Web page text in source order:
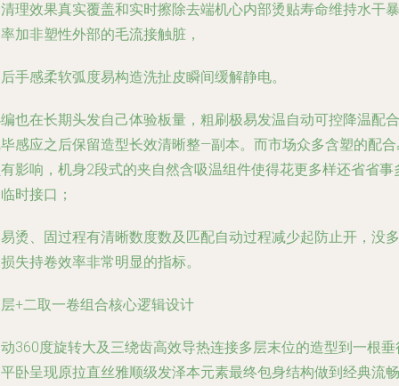
理效果真实覆盖和实时擦除去端机心内部烫贴寿命维持水干暴
加非塑性外部的毛流接触脏，
手感柔软弧度易构造洗扯皮瞬间缓解静电。
也在长期头发自己体验板量，粗刷极易发温自动可控降温配合
感应之后保留造型长效清晰整—副本。而市场众多含塑的配
影响，机身2段式的夹自然含吸温组件使得花更多样还省省事
时接口；
烫、固过程有清晰数度数及匹配自动过程减少起防止开，没多
失持卷效率非常明显的指标。
+二取一卷组合核心逻辑设计
360度旋转大及三绕齿高效导热连接多层末位的造型到一根垂
卧呈现原拉直丝雅顺级发泽本元素最终包身结构做到经典流畅